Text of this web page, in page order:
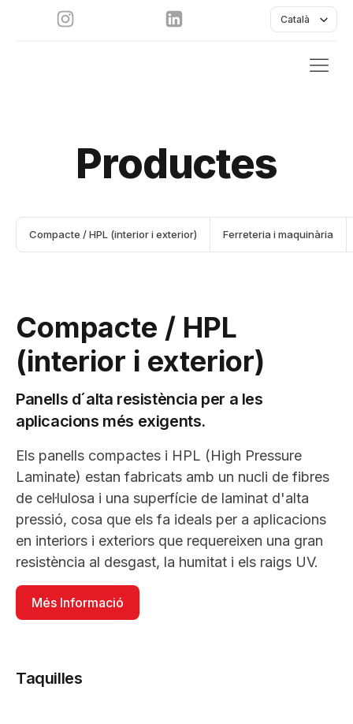
Català
Productes
Compacte / HPL (interior i exterior) Ferreteria i maquinària
Compacte / HPL
(interior i exterior)
Panells d´alta resistència per a les
aplicacions més exigents.
Els panells compactes i HPL (High Pressure
Laminate) estan fabricats amb un nucli de fibres
de cel·lulosa i una superfície de laminat d'alta
pressió, cosa que els fa ideals per a aplicacions
en interiors i exteriors que requereixen una gran
resistència al desgast, la humitat i els raigs UV.
Més Informació
Taquilles